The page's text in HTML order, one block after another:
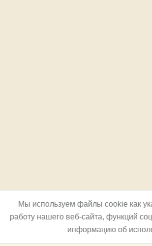
Мы используем файлы cookie как
работу нашего веб-сайта, функций
информацию об